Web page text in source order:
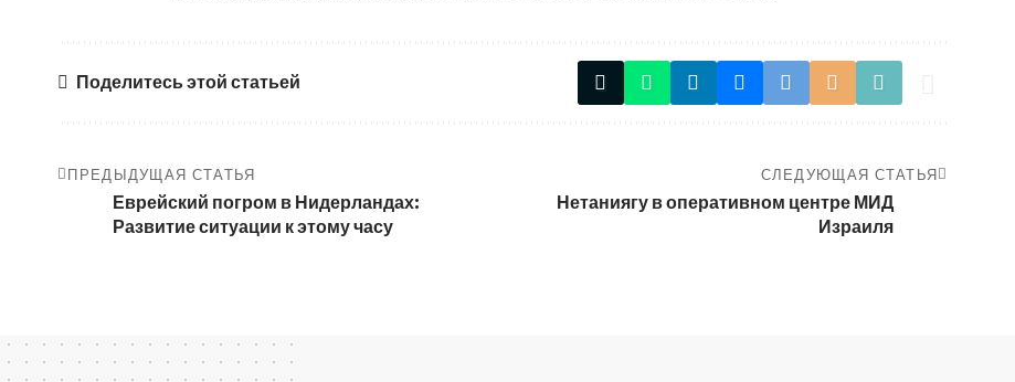
Поделитесь этой статьей
ПРЕДЫДУЩАЯ СТАТЬЯ
Еврейский погром в Нидерландах:
Развитие ситуации к этому часу
СЛЕДУЮЩАЯ СТАТЬЯ
Нетаниягу в оперативном центре МИД
Израиля